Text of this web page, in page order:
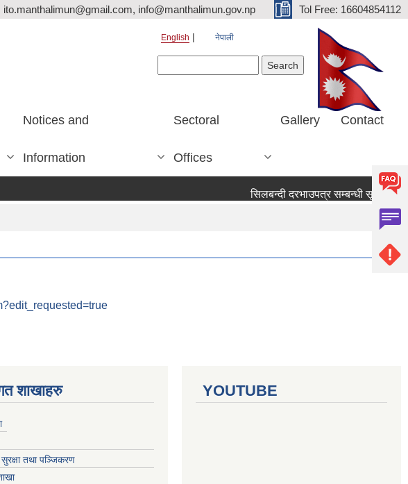
ito.manthalimun@gmail.com, info@manthalimun.gov.np Tol Free: 16604854112
English नेपाली
Notices and
Information
Sectoral
Offices
Gallery Contact
सिलबन्दी दरभाउपत्र सम्बन्धी सूचना ।
शाखाहरु
तथा पञ्जिकरण
YOUTUBE